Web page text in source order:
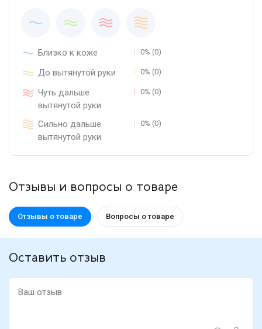
Близко к коже 0% (0)
До вытянутой руки 0% (0)
Чуть дальше
вытянутой руки
0% (0)
Сильно дальше
вытянутой руки
0% (0)
Отзывы и вопросы о товаре
Отзывы о товаре Вопросы о товаре
Оставить отзыв